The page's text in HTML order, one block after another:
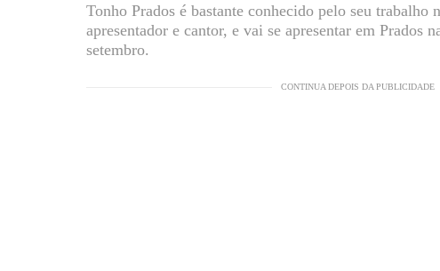
Tonho Prados é bastante conhecido pelo seu trabalho
apresentador e cantor, e vai se apresentar em Prados
setembro.
CONTINUA DEPOIS DA PUBLICIDADE